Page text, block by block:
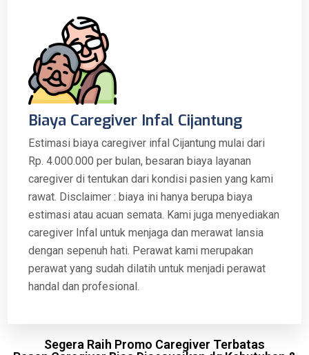
Biaya Caregiver Infal Cijantung
Estimasi biaya caregiver infal Cijantung mulai dari
Rp. 4.000.000 per bulan, besaran biaya layanan
caregiver di tentukan dari kondisi pasien yang kami
rawat. Disclaimer : biaya ini hanya berupa biaya
estimasi atau acuan semata. Kami juga menyediakan
caregiver Infal untuk menjaga dan merawat lansia
dengan sepenuh hati. Perawat kami merupakan
perawat yang sudah dilatih untuk menjadi perawat
handal dan profesional.
Segera Raih Promo Caregiver Terbatas